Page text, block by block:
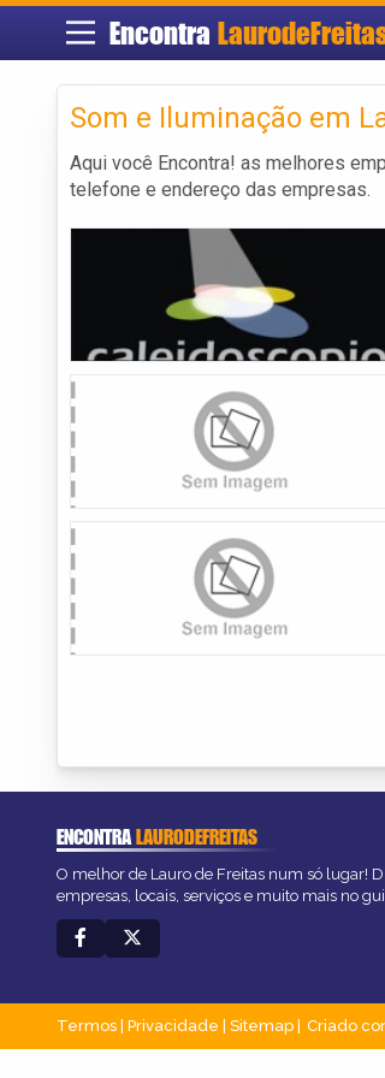
Encontra
Som e Iluminação em
Aqui você Encontra! as melhores
telefone e endereço das empresas.
ENCONTRALAURODEFREITAS
O melhor de Lauro de Freitas num só lugar!
empresas, locais, serviços e muito mais no
Termos Privacidade Sitemap Criado